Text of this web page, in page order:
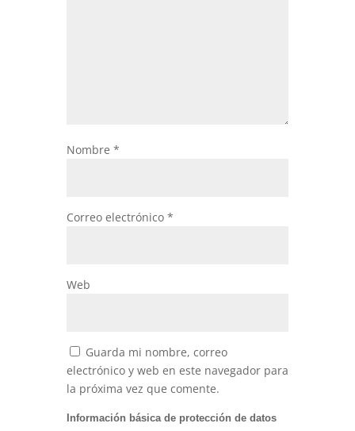
Nombre *
Correo electrónico *
Web
Guarda mi nombre, correo
electrónico y web en este navegador para
la próxima vez que comente.
Información básica de protección de datos